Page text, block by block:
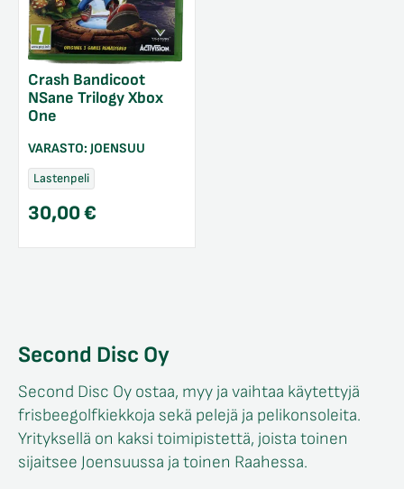
Crash Bandicoot
NSane Trilogy Xbox
One
VARASTO: JOENSUU
Lastenpeli
30,00€
Second Disc Oy
Second Disc Oy ostaa, myy ja vaihtaa käytettyjä
frisbeegolfkiekkoja sekä pelejä ja pelikonsoleita.
Yrityksellä on kaksi toimipistettä, joista toinen
sijaitsee Joensuussa ja toinen Raahessa.